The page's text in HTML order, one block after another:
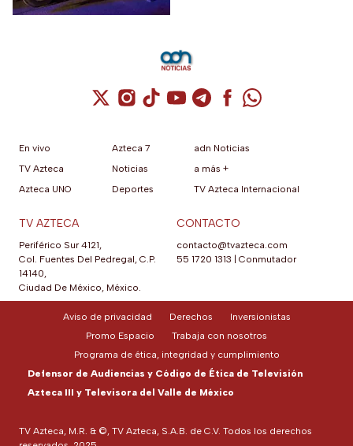
Cuenta de X / Twitter (se abre en una
Cuenta de Instagram (se abre en una
Cuenta de TikTok (se abre en
Cuenta de YouTube (se abre
Cuenta de Telegram (se
Cuenta de
Cuenta de
En vivo
TV Azteca
Azteca UNO
Azteca 7
Noticias
Deportes
adn Noticias
a más +
TV Azteca Internacional
TV AZTECA
Periférico Sur 4121,
Col. Fuentes Del Pedregal, C.P.
14140,
Ciudad De México, México.
CONTACTO
contacto@tvazteca.com
55 1720 1313
Conmutador
TV Azteca, M.R. & ©, TV Azteca, S.A.B. de C.V. Todos los derechos
Aviso de privacidad Derechos
Inversionistas
Promo Espacio
Trabaja con nosotros
Programa de ética, integridad y cumplimiento
Defensor de Audiencias y Código de Ética de Televisión
Azteca III y Televisora del Valle de México